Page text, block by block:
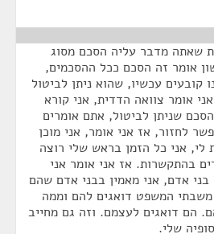
שאתה מדבר עליה הסכם מסוג
אומר זה הסכם ככל ההסכמים,
קובעים עכשיו, שהוא ניתן לביטול
אומר צוואה הדדית, אני קורא
שניתן לביטול, אתם אומרים
לחזור, אז אני אומר, אני מוכן
לי, אני כל הזמן בראש שלי רוצה
בהתקשרות. אז אני אומר אני
אדם, אני מאמין בבני אדם שהם
משבתי המשפט דואגים להם וממה
הם דואגים לעצמם. וזה גם מחייב
שלי.